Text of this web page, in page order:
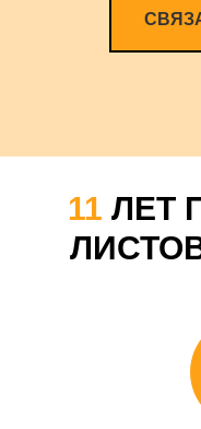
11 ЛЕТ